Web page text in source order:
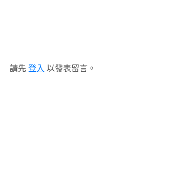
請先 登入 以發表留言。